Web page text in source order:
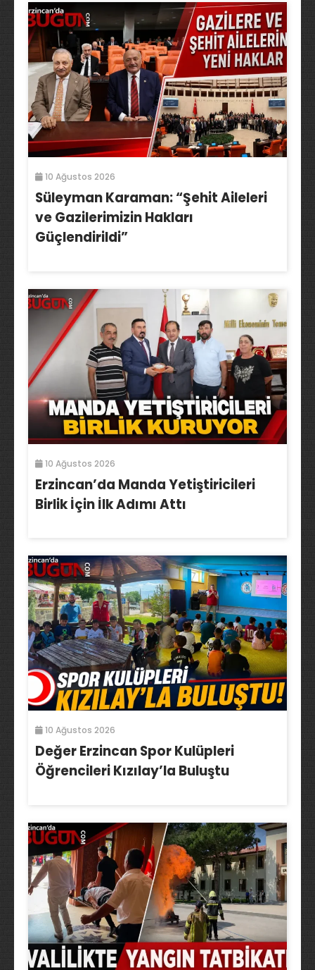
10 Ağustos 2026
Süleyman Karaman: “Şehit Aileleri
ve Gazilerimizin Hakları
Güçlendirildi”
10 Ağustos 2026
Erzincan’da Manda Yetiştiricileri
Birlik İçin İlk Adımı Attı
10 Ağustos 2026
Değer Erzincan Spor Kulüpleri
Öğrencileri Kızılay’la Buluştu